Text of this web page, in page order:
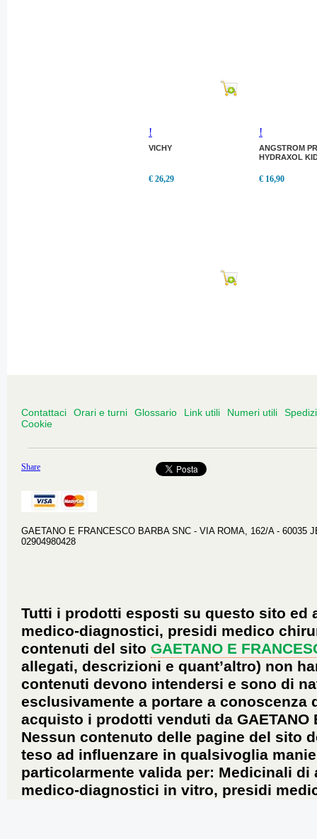
!
VICHY
€ 26,29
!
ANGSTROM
HYDRAXOL
€ 16,90
Contattaci Orari e turni Glossario Link utili Numeri utili
Cookie
Share
GAETANO E FRANCESCO BARBA SNC - VIA ROMA, 162/A - 60035
02904980428
Tutti i prodotti esposti su questo sito
medico-diagnostici, presidi medico
contenuti del sito GAETANO E
allegati, descrizioni e quant’altro) non
contenuti devono intendersi e sono di
esclusivamente a portare a
acquisto i prodotti venduti da GAETANO
Nessun contenuto delle pagine del sito
teso ad influenzare in qualsivoglia
particolarmente valida per: Medicinali
medico-diagnostici in vitro, presidi